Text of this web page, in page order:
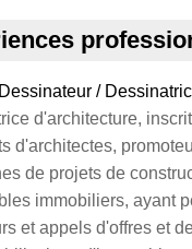
/
d'architecture,
d'architectes,
de projets de
immobiliers, ayant
et appels d'offres et